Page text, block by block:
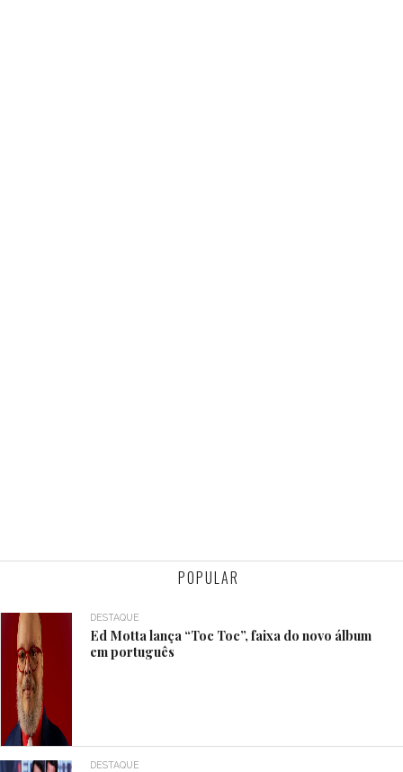
POPULAR
DESTAQUE
Ed Motta lança “Toc Toc”, faixa do novo álbum
em português
DESTAQUE